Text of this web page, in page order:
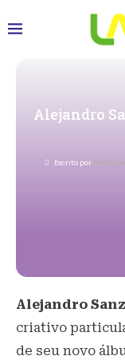
Alejandro
Escrito por Redacao
Alejandro Sanz
criativo
de seu novo